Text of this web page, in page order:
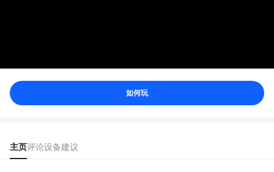
如何玩
主页评论设备建议